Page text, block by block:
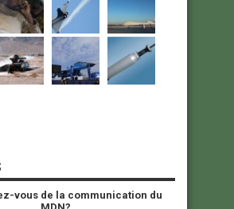
vous de la communication du